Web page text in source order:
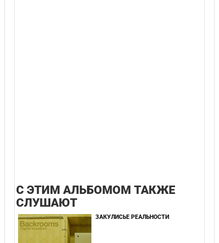
С ЭТИМ АЛЬБОМОМ ТАКЖЕ
СЛУШАЮТ
ЗАКУЛИСЬЕ РЕАЛЬНОСТИ